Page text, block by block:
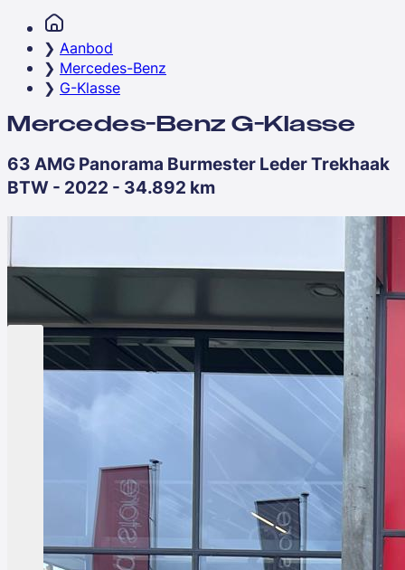
Aanbod
Mercedes-Benz
G-Klasse
Mercedes-Benz G-Klasse
63 AMG Panorama Burmester Leder Trekhaak
BTW - 2022 - 34.892 km